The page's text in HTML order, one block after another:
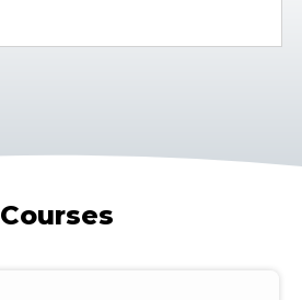
Courses